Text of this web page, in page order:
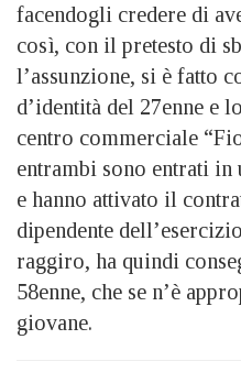
facendogli credere di
così, con il pretesto di
l’assunzione, si è fatto
d’identità del 27enne e
centro commerciale
entrambi sono entrati
e hanno attivato il
dipendente
raggiro, ha quindi
58enne, che se n’è
giovane.